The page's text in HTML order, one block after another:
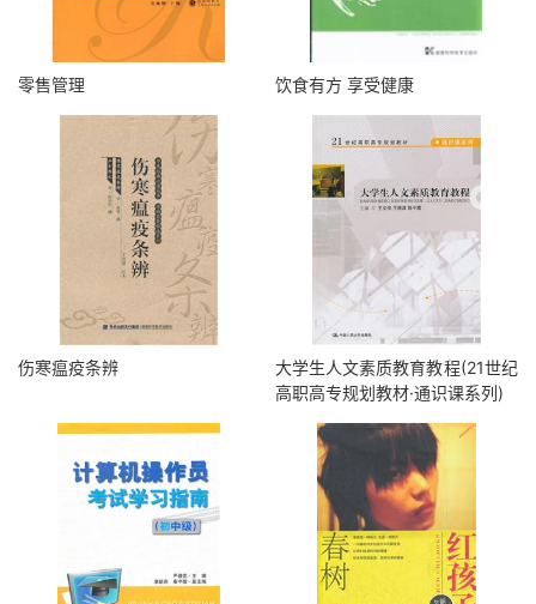
零售管理 饮食有方 享受健康
伤寒瘟疫条辨
大学生人文素质教育教程(21世纪
高职高专规划教材·通识课系列)